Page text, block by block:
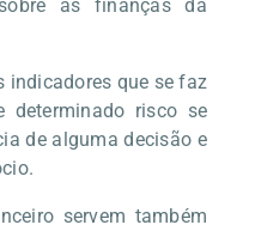
as finanças da
indicadores que se faz
determinado risco se
de alguma decisão e
servem também